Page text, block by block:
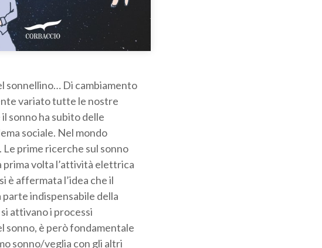
sonnellino… Di cambiamento
variato tutte le nostre
sonno ha subito delle
sociale. Nel mondo
prime ricerche sul sonno
prima volta l’attività elettrica
è affermata l’idea che il
indispensabile della
attivano i processi
è però fondamentale
sonno/veglia con gli altri